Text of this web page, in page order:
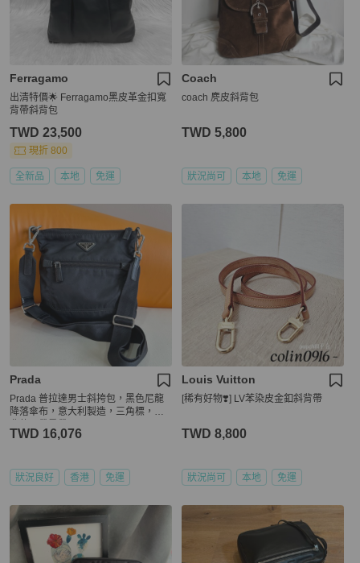
Ferragamo
出清特價🌟 Ferragamo黑皮革金扣寬
背帶斜背包
TWD 23,500
現折 800
全新品 本地 免運
Coach
coach 麂皮斜背包
TWD 5,800
狀況尚可 本地 免運
Prada
Prada 普拉達男士斜挎包，黑色尼龍
降落傘布，意大利製造，三角標，經
TWD 16,076
狀況良好 香港 免運
Louis Vuitton
[稀有好物❣️] LV苯染皮金釦斜背帶
TWD 8,800
狀況尚可 本地 免運